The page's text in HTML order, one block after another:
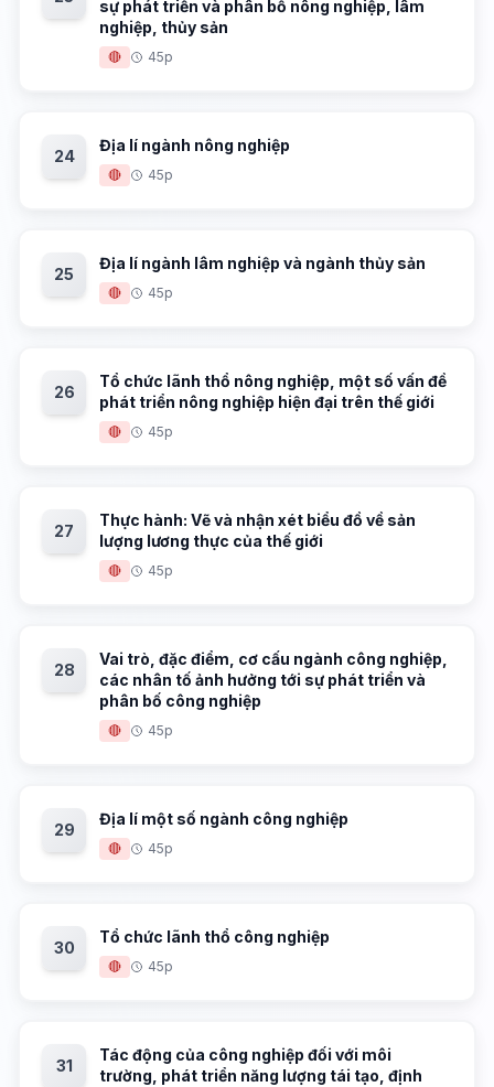
sự phát triển và phân bố nông nghiệp, lâm
nghiệp, thủy sản
🔴 45p
24
Địa lí ngành nông nghiệp
🔴 45p
25
Địa lí ngành lâm nghiệp và ngành thủy sản
🔴 45p
26
Tổ chức lãnh thổ nông nghiệp, một số vấn đề
phát triển nông nghiệp hiện đại trên thế giới
🔴 45p
27
Thực hành: Vẽ và nhận xét biểu đồ về sản
lượng lương thực của thế giới
🔴 45p
28
Vai trò, đặc điểm, cơ cấu ngành công nghiệp,
các nhân tố ảnh hưởng tới sự phát triển và
phân bố công nghiệp
🔴 45p
29
Địa lí một số ngành công nghiệp
🔴 45p
30
Tổ chức lãnh thổ công nghiệp
🔴 45p
31
Tác động của công nghiệp đối với môi
trường, phát triển năng lượng tái tạo, định